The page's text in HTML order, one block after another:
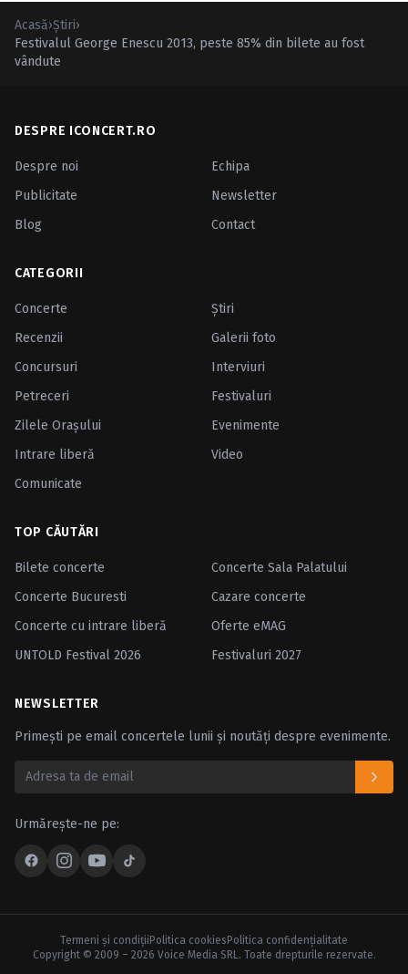
Acasă›Ştiri›
Festivalul George Enescu 2013, peste 85% din bilete au fost
vândute
DESPRE ICONCERT.RO
Despre noi
Echipa
Publicitate
Newsletter
Blog
Contact
CATEGORII
Concerte
Ştiri
Recenzii
Galerii foto
Concursuri
Interviuri
Petreceri
Festivaluri
Zilele Oraşului
Evenimente
Intrare liberă
Video
Comunicate
TOP CĂUTĂRI
Bilete concerte
Concerte Sala Palatului
Concerte Bucuresti
Cazare concerte
Concerte cu intrare liberă
Oferte eMAG
UNTOLD Festival 2026
Festivaluri 2027
NEWSLETTER
Primești pe email concertele lunii și noutăți despre evenimente.
Urmărește-ne pe:
Termeni şi condiţiiPolitica cookiesPolitica confidenţialitate
Copyright © 2009 – 2026 Voice Media SRL. Toate drepturile rezervate.